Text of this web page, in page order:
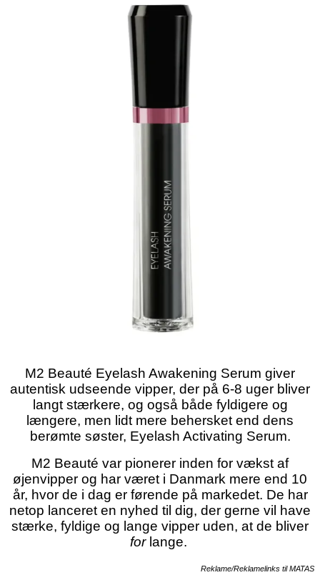
M2 Beauté Eyelash Awakening Serum giver
autentisk udseende vipper, der på 6-8 uger bliver
langt stærkere, og også både fyldigere og
længere, men lidt mere behersket end dens
berømte søster, Eyelash Activating Serum.
M2 Beauté var pionerer inden for vækst af
øjenvipper og har været i Danmark mere end 10
år, hvor de i dag er førende på markedet. De har
netop lanceret en nyhed til dig, der gerne vil have
stærke, fyldige og lange vipper uden, at de bliver
forlange.
Reklame/Reklamelinks til MATAS